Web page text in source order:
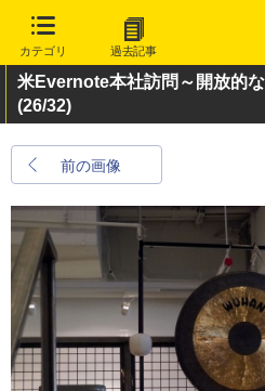
カテゴリ 過去記事
米Evernote本社訪問～開放的
(26/32)
前の画像